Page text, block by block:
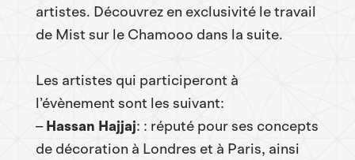
artistes. Découvrez en exclusivité le travail
de Mist sur le Chamooo dans la suite.
Les artistes qui participeront à
l’évènement sont les suivant:
–Hassan Hajjaj: : réputé pour ses concepts
de décoration à Londres et à Paris, ainsi